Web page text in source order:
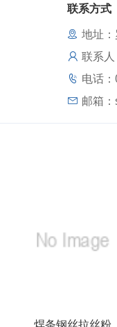
联系方式
地址
联系
电话
邮箱：